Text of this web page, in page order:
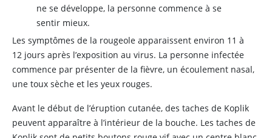
ne se développe, la personne commence à se
sentir mieux.
Les symptômes de la rougeole apparaissent environ 11 à
12 jours après l’exposition au virus. La personne infectée
commence par présenter de la fièvre, un écoulement nasal,
une toux sèche et les yeux rouges.
Avant le début de l’éruption cutanée, des taches de Koplik
peuvent apparaître à l’intérieur de la bouche. Les taches de